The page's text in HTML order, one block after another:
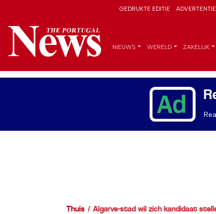
GEDRUKTE EDITIE
NIEUWS WERELD ZAKELIJK
Thuis Algarve-stad wil zich kandidaat